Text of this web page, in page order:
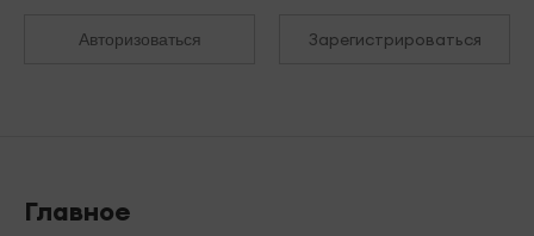
Авторизоваться Зарегистрироваться
Главное